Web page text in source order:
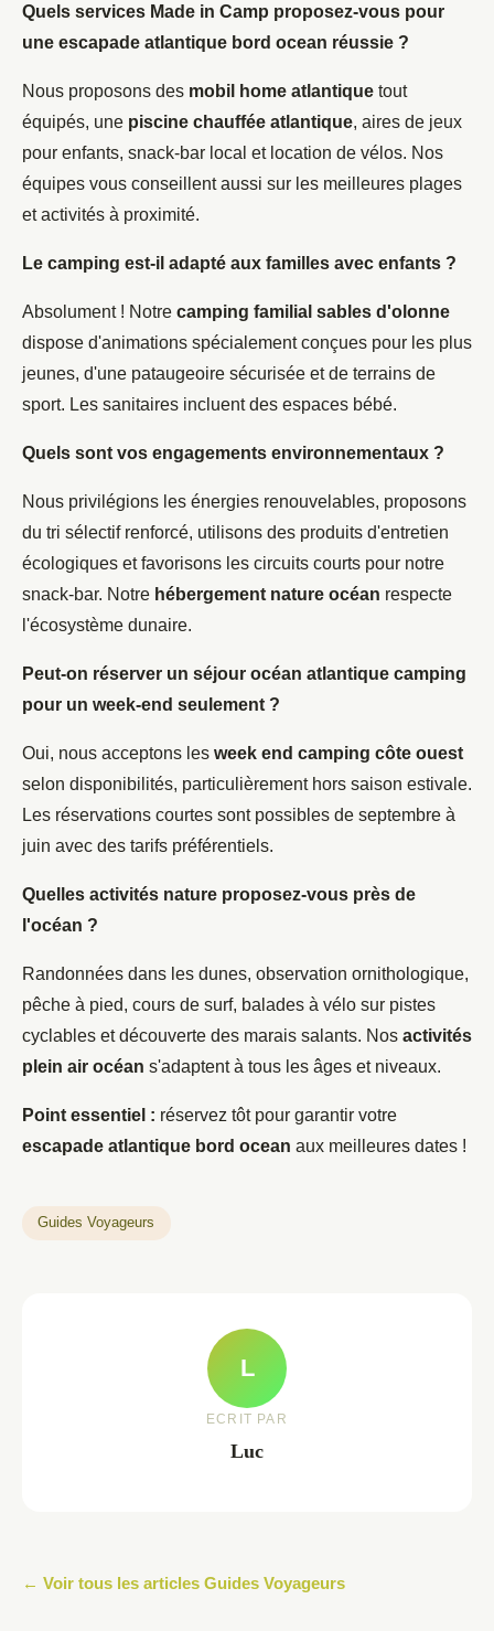
Quels services Made in Camp proposez-vous pour
une escapade atlantique bord ocean réussie ?
Nous proposons des mobil home atlantique tout
équipés, une piscine chauffée atlantique, aires de jeux
pour enfants, snack-bar local et location de vélos. Nos
équipes vous conseillent aussi sur les meilleures plages
et activités à proximité.
Le camping est-il adapté aux familles avec enfants ?
Absolument ! Notre camping familial sables d'olonne
dispose d'animations spécialement conçues pour les plus
jeunes, d'une pataugeoire sécurisée et de terrains de
sport. Les sanitaires incluent des espaces bébé.
Quels sont vos engagements environnementaux ?
Nous privilégions les énergies renouvelables, proposons
du tri sélectif renforcé, utilisons des produits d'entretien
écologiques et favorisons les circuits courts pour notre
snack-bar. Notre hébergement nature océan respecte
l'écosystème dunaire.
Peut-on réserver un séjour océan atlantique camping
pour un week-end seulement ?
Oui, nous acceptons les week end camping côte ouest
selon disponibilités, particulièrement hors saison estivale.
Les réservations courtes sont possibles de septembre à
juin avec des tarifs préférentiels.
Quelles activités nature proposez-vous près de
l'océan ?
Randonnées dans les dunes, observation ornithologique,
pêche à pied, cours de surf, balades à vélo sur pistes
cyclables et découverte des marais salants. Nos activités
plein air océan s'adaptent à tous les âges et niveaux.
Point essentiel : réservez tôt pour garantir votre
escapade atlantique bord ocean aux meilleures dates !
Guides Voyageurs
L
ECRIT PAR
Luc
← Voir tous les articles Guides Voyageurs